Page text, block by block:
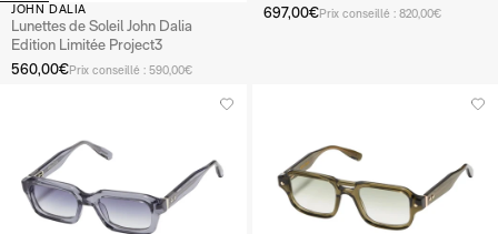
JOHN DALIA
Lunettes de Soleil John Dalia
Edition Limitée Project3
560,00€Prix conseillé : 590,00€
697,00€Prix conseillé : 820,00€